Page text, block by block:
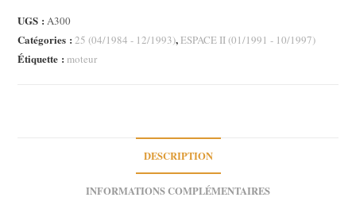
Renault
UGS :A300
Catégories :25 (04/1984 - 12/1993),ESPACE II (01/1991 - 10/1997)
Étiquette : moteur
DESCRIPTION
INFORMATIONS COMPLÉMENTAIRES